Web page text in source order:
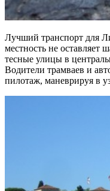
Лучший транспорт для
местность не оставляет
тесные улицы в
Водители трамваев и
пилотаж, маневрируя в